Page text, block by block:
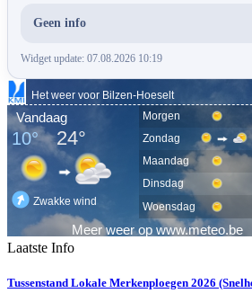
Geen info
Widget update: 07.08.2026 10:19
Laatste Info
Tussenstand Lokale Merkenploegen 2026